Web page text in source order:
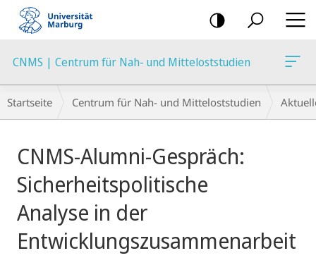
Mobile-
Navigation
CNMS | Centrum für Nah- und Mitteloststudien
Breadcrumb-
Navigation
Startseite Centrum für Nah- und Mitteloststudien
CNMS-Alumni-Gespräch:
Sicherheitspolitische
Analyse in der
Entwicklungszusammenarbeit